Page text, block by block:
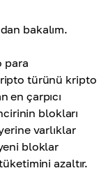
bakalım.
para
türünü kripto
en çarpıcı
blokları
varlıklar
bloklar
azaltır.